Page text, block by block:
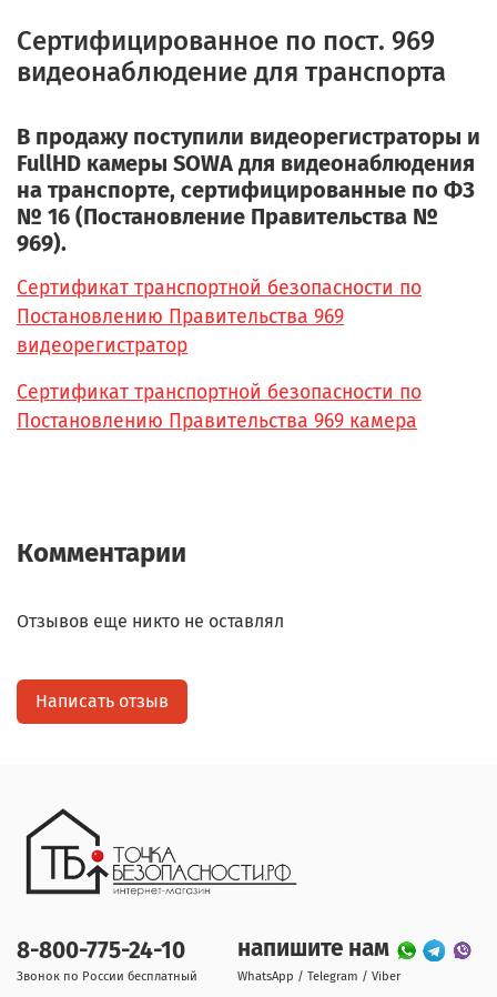
Сертифицированное по пост. 969
видеонаблюдение для транспорта
В продажу поступили видеорегистраторы и
FullHD камеры SOWA для видеонаблюдения
на транспорте, сертифицированные по ФЗ
№ 16 (Постановление Правительства №
969).
Сертификат транспортной безопасности по
Постановлению Правительства 969
видеорегистратор
Сертификат транспортной безопасности по
Постановлению Правительства 969 камера
Комментарии
Отзывов еще никто не оставлял
Написать отзыв
8-800-775-24-10
Звонок по России бесплатный
напишите нам
WhatsApp / Telegram / Viber